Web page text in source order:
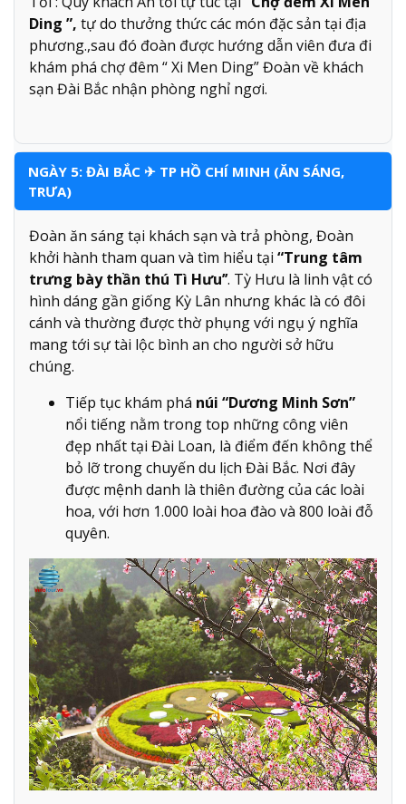
Ding ”, tự do thưởng thức các món đặc sản tại địa
phương.,sau đó đoàn được hướng dẫn viên đưa đi
khám phá chợ đêm “ Xi Men Ding” Đoàn về khách
sạn Đài Bắc nhận phòng nghỉ ngơi.
NGÀY 5: ĐÀI BẮC ✈ TP HỒ CHÍ MINH (ĂN SÁNG,
TRƯA)
Đoàn ăn sáng tại khách sạn và trả phòng, Đoàn
khởi hành tham quan và tìm hiểu tại “Trung tâm
trưng bày thần thú Tì Hưu’’. Tỳ Hưu là linh vật có
hình dáng gần giống Kỳ Lân nhưng khác là có đôi
cánh và thường được thờ phụng với ngụ ý nghĩa
mang tới sự tài lộc bình an cho người sở hữu
chúng.
Tiếp tục khám phá núi “Dương Minh Sơn”
nổi tiếng nằm trong top những công viên
đẹp nhất tại Đài Loan, là điểm đến không thể
bỏ lỡ trong chuyến du lịch Đài Bắc. Nơi đây
được mệnh danh là thiên đường của các loài
hoa, với hơn 1.000 loài hoa đào và 800 loài đỗ
quyên.